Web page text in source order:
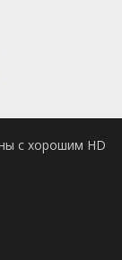
с хорошим HD